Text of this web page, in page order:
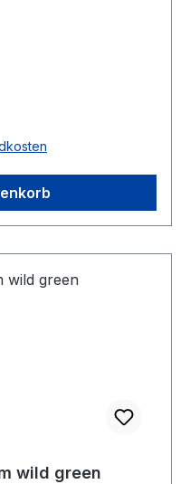
wild green